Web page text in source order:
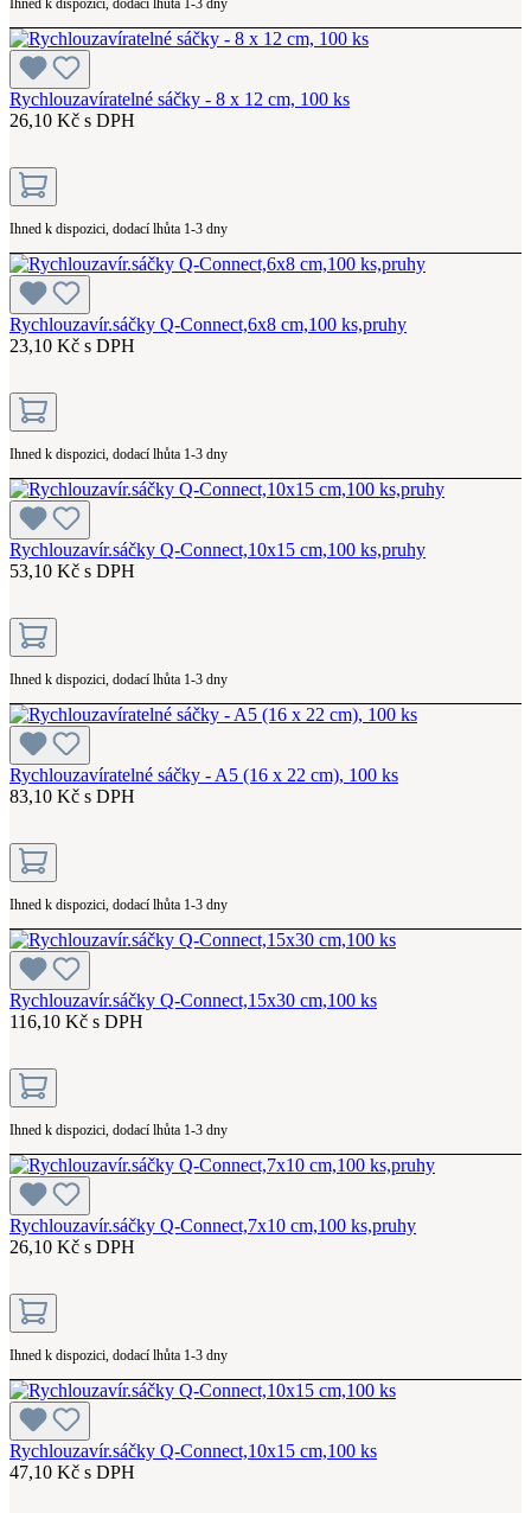
Rychlouzavíratelné sáčky - 8 x 12 cm, 100 ks
26,10 Kč s DPH
Ihned k dispozici, dodací lhůta 1-3 dny
Rychlouzavír.sáčky Q-Connect,6x8 cm,100 ks,pruhy
23,10 Kč s DPH
Ihned k dispozici, dodací lhůta 1-3 dny
Rychlouzavír.sáčky Q-Connect,10x15 cm,100 ks,pruhy
53,10 Kč s DPH
Ihned k dispozici, dodací lhůta 1-3 dny
Rychlouzavíratelné sáčky - A5 (16 x 22 cm), 100 ks
83,10 Kč s DPH
Ihned k dispozici, dodací lhůta 1-3 dny
Rychlouzavír.sáčky Q-Connect,15x30 cm,100 ks
116,10 Kč s DPH
Ihned k dispozici, dodací lhůta 1-3 dny
Rychlouzavír.sáčky Q-Connect,7x10 cm,100 ks,pruhy
26,10 Kč s DPH
Ihned k dispozici, dodací lhůta 1-3 dny
Rychlouzavír.sáčky Q-Connect,10x15 cm,100 ks
47,10 Kč s DPH